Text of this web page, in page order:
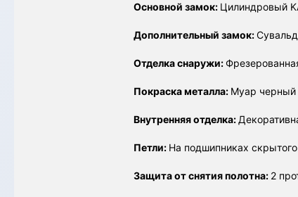
Основной замок: Цилиндровый
Дополнительный замок:
Отделка снаружи:
Покраска металла: Муар черный
Внутренняя отделка:
Петли: На подшипниках
Защита от снятия полотна: 2